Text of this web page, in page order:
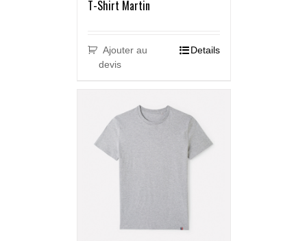
T-Shirt Martin
Ajouter au
devis
Details